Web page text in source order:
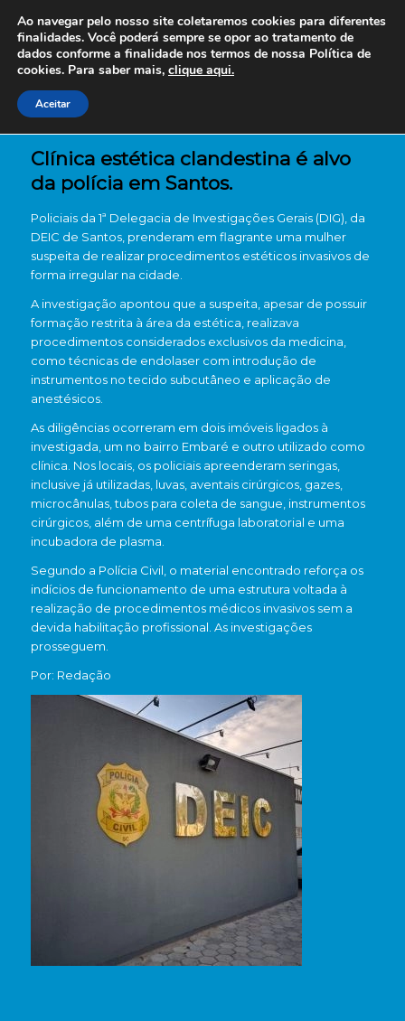
Clínica estética clandestina é alvo
da polícia em Santos.
Policiais da 1ª Delegacia de Investigações Gerais (DIG), da
DEIC de Santos, prenderam em flagrante uma mulher
suspeita de realizar procedimentos estéticos invasivos de
forma irregular na cidade.
A investigação apontou que a suspeita, apesar de possuir
formação restrita à área da estética, realizava
procedimentos considerados exclusivos da medicina,
como técnicas de endolaser com introdução de
instrumentos no tecido subcutâneo e aplicação de
anestésicos.
As diligências ocorreram em dois imóveis ligados à
investigada, um no bairro Embaré e outro utilizado como
clínica. Nos locais, os policiais apreenderam seringas,
inclusive já utilizadas, luvas, aventais cirúrgicos, gazes,
microcânulas, tubos para coleta de sangue, instrumentos
cirúrgicos, além de uma centrífuga laboratorial e uma
incubadora de plasma.
Segundo a Polícia Civil, o material encontrado reforça os
indícios de funcionamento de uma estrutura voltada à
realização de procedimentos médicos invasivos sem a
devida habilitação profissional. As investigações
prosseguem.
Por: Redação
Ao navegar pelo nosso site coletaremos cookies para diferentes
finalidades. Você poderá sempre se opor ao tratamento de
dados conforme a finalidade nos termos de nossa Política de
cookies. Para saber mais, clique aqui.
Aceitar